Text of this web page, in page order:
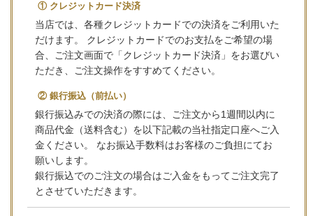
① クレジットカード決済
当店では、各種クレジットカードでの決済をご利用いた
だけます。 クレジットカードでのお支払をご希望の場
合、ご注文画面で「クレジットカード決済」をお選びい
ただき、ご注文操作をすすめてください。
② 銀行振込（前払い）
銀行振込みでの決済の際には、ご注文から1週間以内に
商品代金（送料含む）を以下記載の当社指定口座へご入
金ください。 なお振込手数料はお客様のご負担にてお
願いします。
銀行振込でのご注文の場合はご入金をもってご注文完了
とさせていただきます。